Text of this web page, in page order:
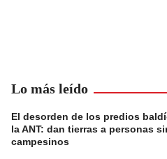
Lo más leído
El desorden de los predios
la ANT: dan tierras a personas
campesinos